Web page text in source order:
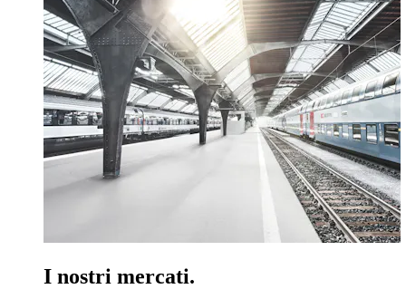
I nostri mercati.